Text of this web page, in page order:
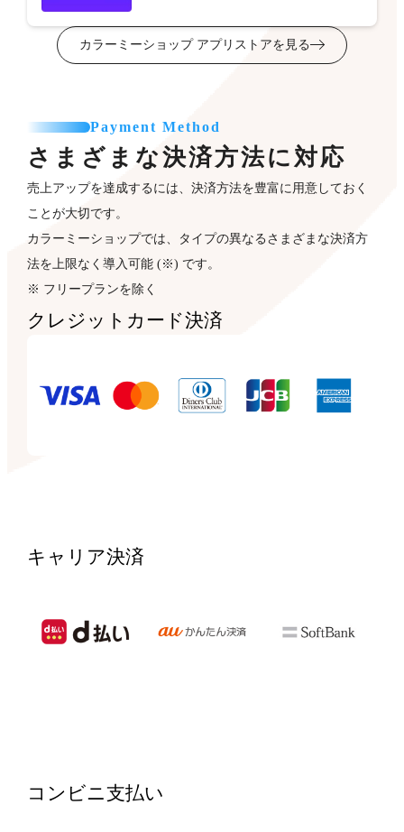
カラーミーショップ アプリストアを見る
Payment Method
さまざまな決済方法に対応
売上アップを達成するには、決済方法を豊富に用意しておく
ことが大切です。
カラーミーショップでは、タイプの異なるさまざまな決済方
法を上限なく導入可能 (※) です。
※ フリープランを除く
クレジットカード決済
キャリア決済
コンビニ支払い